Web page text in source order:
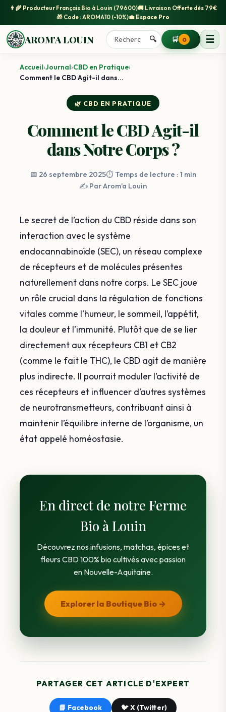
👨‍🌾 Producteur Français Bio à Louin (79600)🚚 Livraison Offertedès 79€
🎁 Code :AROMA10 (-10%)💼 Espace Pro
AROM'A LOUIN 🔍 🛒 0 ☰
Accueil›Journal›CBD en Pratique›
Comment le CBD Agit-il dans...
🌿 CBD EN PRATIQUE
Comment le CBD Agit-il
dans Notre Corps ?
📅 26 septembre 2025⏱️ Temps de lecture : 1 min
✍️ Par Arom'a Louin
Le secret de l’action du CBD réside dans son
interaction avec le système
endocannabinoïde (SEC), un réseau complexe
de récepteurs et de molécules présentes
naturellement dans notre corps. Le SEC joue
un rôle crucial dans la régulation de fonctions
vitales comme l’humeur, le sommeil, l’appétit,
la douleur et l’immunité. Plutôt que de se lier
directement aux récepteurs CB1 et CB2
(comme le fait le THC), le CBD agit de manière
plus indirecte. Il pourrait moduler l’activité de
ces récepteurs et influencer d’autres systèmes
de neurotransmetteurs, contribuant ainsi à
maintenir l’équilibre interne de l’organisme, un
état appelé homéostasie.
En direct de notre Ferme
Bio à Louin
Découvrez nos infusions, matchas, épices et
fleurs CBD 100% bio cultivés avec passion
en Nouvelle-Aquitaine.
Explorer la Boutique Bio →
PARTAGER CET ARTICLE D'EXPERT
📘 Facebook 🐦 X (Twitter)